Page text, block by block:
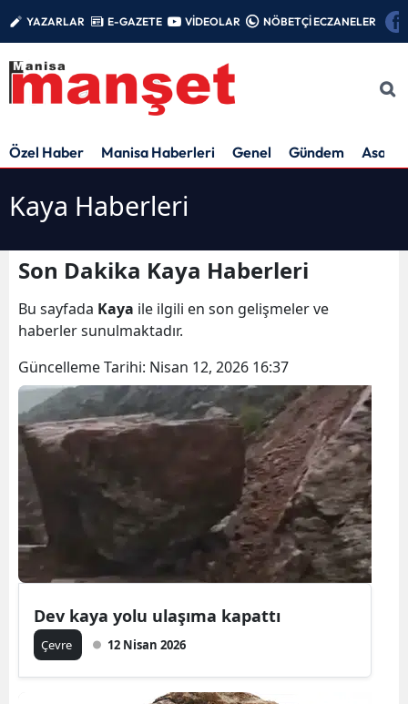
YAZARLAR E-GAZETE VİDEOLAR NÖBETÇİ ECZANELER
Özel Haber Manisa Haberleri Genel Gündem Asayiş
Kaya Haberleri
Son Dakika Kaya Haberleri
Bu sayfada Kaya ile ilgili en son gelişmeler ve
haberler sunulmaktadır.
Güncelleme Tarihi: Nisan 12, 2026 16:37
Dev kaya yolu ulaşıma kapattı
Çevre 12 Nisan 2026